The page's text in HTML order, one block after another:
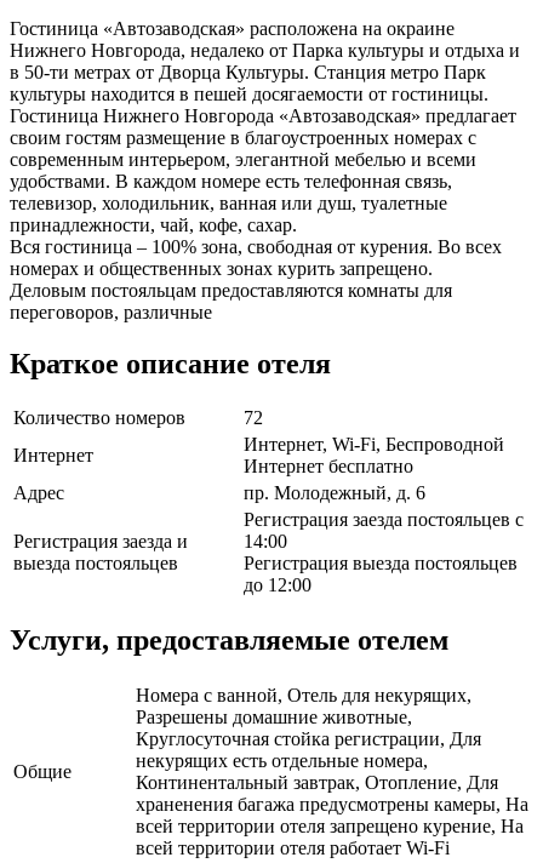
Гостиница «Автозаводская» расположена на окраине
Нижнего Новгорода, недалеко от Парка культуры и отдыха и
в 50-ти метрах от Дворца Культуры. Станция метро Парк
культуры находится в пешей досягаемости от гостиницы.
Гостиница Нижнего Новгорода «Автозаводская» предлагает
своим гостям размещение в благоустроенных номерах с
современным интерьером, элегантной мебелью и всеми
удобствами. В каждом номере есть телефонная связь,
телевизор, холодильник, ванная или душ, туалетные
принадлежности, чай, кофе, сахар.
Вся гостиница – 100% зона, свободная от курения. Во всех
номерах и общественных зонах курить запрещено.
Деловым постояльцам предоставляются комнаты для
переговоров, различные
Краткое описание отеля
Количество номеров
72
Интернет
Интернет, Wi-Fi, Беспроводной
Интернет бесплатно
Адрес
пр. Молодежный, д. 6
Регистрация заезда и
выезда постояльцев
Регистрация заезда постояльцев с
14:00
Регистрация выезда постояльцев
до 12:00
Услуги, предоставляемые отелем
Общие
Номера с ванной, Отель для некурящих,
Разрешены домашние животные,
Круглосуточная стойка регистрации, Для
некурящих есть отдельные номера,
Континентальный завтрак, Отопление, Для
храненения багажа предусмотрены камеры, На
всей территории отеля запрещено курение, На
всей территории отеля работает Wi-Fi